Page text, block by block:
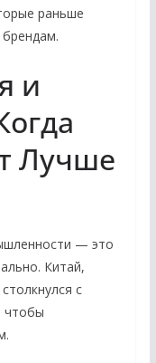
раньше
и
Лучше
— это
Китай,
с
чтобы